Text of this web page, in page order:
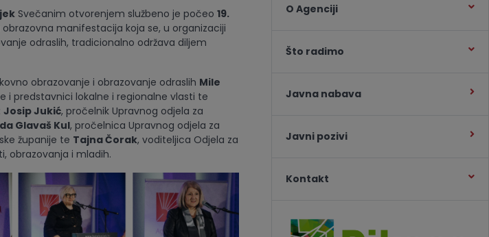
Svečanim otvorenjem službeno je počeo 19.
manifestacija koja se, u organizaciji
odraslih, tradicionalno održava diljem
obrazovanje i obrazovanje odraslih Mile
i predstavnici lokalne i regionalne vlasti te
Josip Jukić, pročelnik Upravnog odjela za
Glavaš Kul, pročelnica Upravnog odjela za
županije te Tajna Čorak, voditeljica Odjela za
obrazovanja i mladih.
O Agenciji
Što radimo
Javna nabava
Javni pozivi
Kontakt